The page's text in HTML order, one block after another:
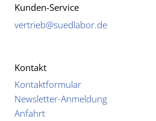
Kunden-Service
vertrieb@suedlabor.de
Kontakt
Kontaktformular
Newsletter-Anmeldung
Anfahrt